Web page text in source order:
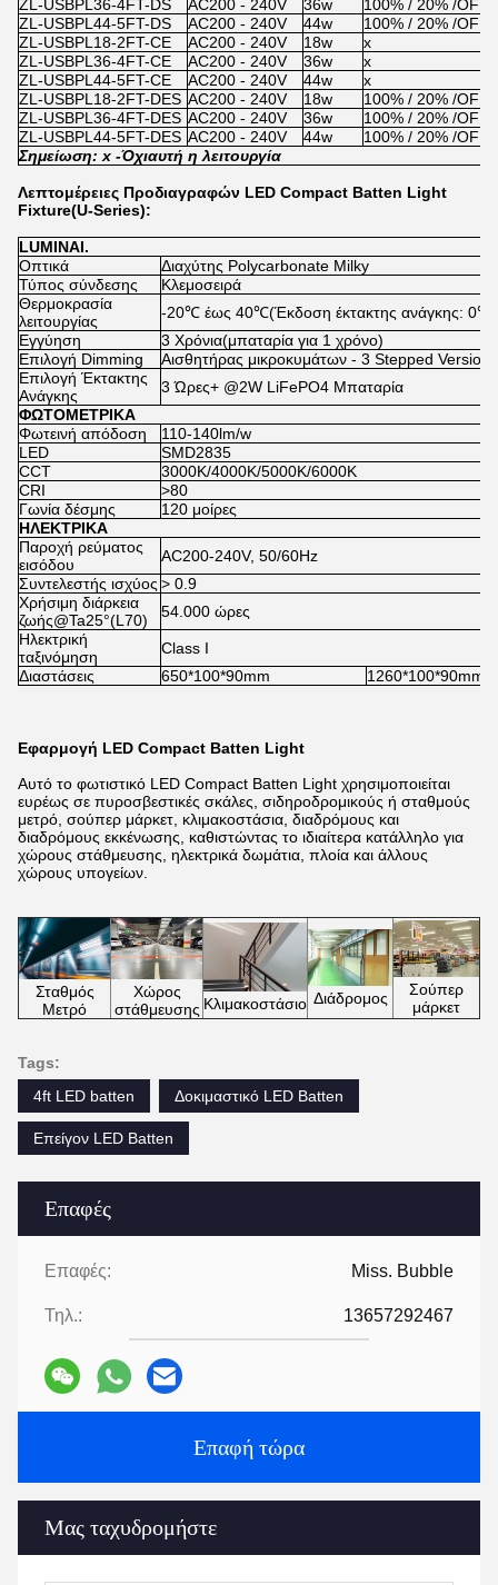
Επαφές
Επαφές: Miss. Bubble
Τηλ.: 13657292467
Επαφή τώρα
Μας ταχυδρομήστε
ZL-USBPL36-4FT-DS AC200 - 240V 36w
100% / 20% /OFF
ZL-USBPL44-5FT-DS
AC200 - 240V 44w
100% / 20% /OFF
ZL-USBPL18-2FT-CE
AC200 - 240V 18w
x
ZL-USBPL36-4FT-CE
AC200 - 240V 36w
x
ZL-USBPL44-5FT-CE
AC200 - 240V 44w
x
ZL-USBPL18-2FT-DES AC200 - 240V 18w
100% / 20% /OFF
ZL-USBPL36-4FT-DES AC200 - 240V 36w
100% / 20% /OFF
ZL-USBPL44-5FT-DES AC200 - 240V 44w
100% / 20% /OFF
Σημείωση: x -Όχιαυτή η λειτουργία
Λεπτομέρειες Προδιαγραφών LED Compact Batten Light
Fixture(U-Series):
LUMINAI.
Οπτικά
Διαχύτης Polycarbonate Milky
Τύπος σύνδεσης
Κλεμοσειρά
Θερμοκρασία
λειτουργίας
-20℃ έως 40℃(Έκδοση έκτακτης ανάγκης:
Εγγύηση
3 Χρόνια(μπαταρία για 1 χρόνο)
Επιλογή Dimming
Αισθητήρας μικροκυμάτων - 3 Stepped
Επιλογή Έκτακτης
Ανάγκης
3 Ώρες+ @2W LiFePO4 Μπαταρία
ΦΩΤΟΜΕΤΡΙΚΑ
Φωτεινή απόδοση
110-140lm/w
LED
SMD2835
CCT
3000K/4000K/5000K/6000K
CRI
>80
Γωνία δέσμης
120 μοίρες
ΗΛΕΚΤΡΙΚΑ
Παροχή ρεύματος
εισόδου
AC200-240V, 50/60Hz
Συντελεστής ισχύος > 0.9
Χρήσιμη διάρκεια
ζωής@Ta25°(L70)
54.000 ώρες
Ηλεκτρική
ταξινόμηση
Class I
Διαστάσεις
650*100*90mm 1260*100*90mm
Εφαρμογή LED Compact Batten Light
Αυτό το φωτιστικό LED Compact Batten Light χρησιμοποιείται
ευρέως σε πυροσβεστικές σκάλες, σιδηροδρομικούς ή σταθμούς
μετρό, σούπερ μάρκετ, κλιμακοστάσια, διαδρόμους και
διαδρόμους εκκένωσης, καθιστώντας το ιδιαίτερα κατάλληλο για
χώρους στάθμευσης, ηλεκτρικά δωμάτια, πλοία και άλλους
χώρους υπογείων.
Σταθμός
Μετρό
Χώρος
στάθμευσης Κλιμακοστάσιο Διάδρομος
Σούπερ
μάρκετ
Tags:
4ft LED batten
Δοκιμαστικό LED Batten
Επείγον LED Batten